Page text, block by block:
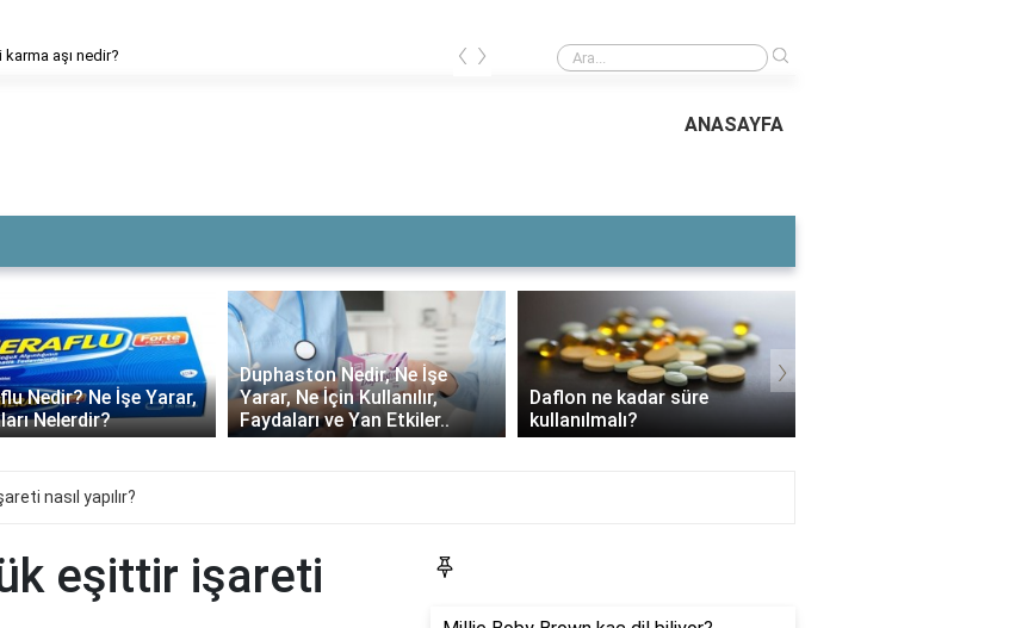
Çillerin en büyüğü
‹ ›
ANASAYFA
Nedir? Ne İşe Yarar,
Nelerdir?
Duphaston Nedir, Ne İşe
Yarar, Ne İçin Kullanılır,
Faydaları ve Yan Etkiler..
Daflon ne kadar süre
kullanılmalı?
›
nasıl yapılır?
eşittir işareti